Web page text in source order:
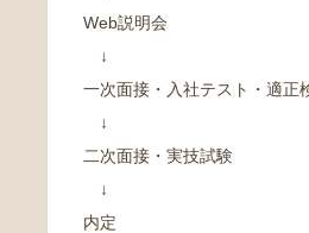
Web説明会
↓
一次面接・入社テスト・適正
↓
二次面接・実技試験
↓
内定